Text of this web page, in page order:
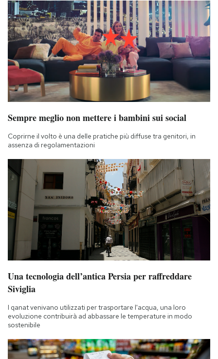
Sempre meglio non mettere i bambini sui social
Coprirne il volto è una delle pratiche più diffuse tra genitori, in
assenza di regolamentazioni
Una tecnologia dell’antica Persia per raffreddare
Siviglia
I qanat venivano utilizzati per trasportare l'acqua, una loro
evoluzione contribuirà ad abbassare le temperature in modo
sostenibile